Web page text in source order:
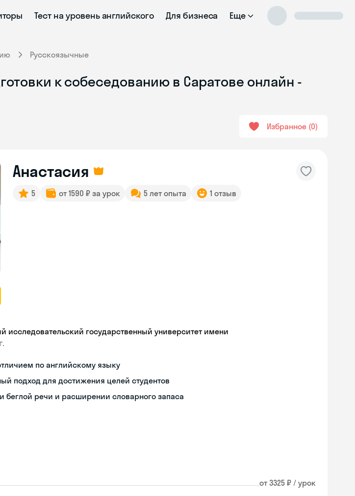
Тест на уровень английского Для бизнеса Еще
Русскоязычные
к собеседованию в Саратове онлайн -
Избранное 0
Анастасия
5 от 1590 ₽ за урок 5 лет опыта 1 отзыв
исследовательский государственный университет имени
по английскому языку
подход для достижения целей студентов
беглой речи и расширении словарного запаса
от 3325 ₽ / урок